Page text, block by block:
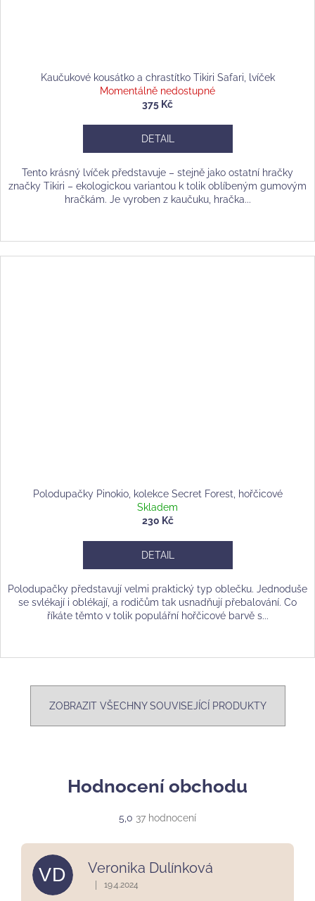
Kaučukové kousátko a chrastítko Tikiri Safari, lvíček
Momentálně nedostupné
375 Kč
DETAIL
Tento krásný lvíček představuje – stejně jako ostatní hračky
značky Tikiri – ekologickou variantou k tolik oblíbeným gumovým
hračkám. Je vyroben z kaučuku, hračka...
Polodupačky Pinokio, kolekce Secret Forest, hořčicové
Skladem
230 Kč
DETAIL
Polodupačky představují velmi praktický typ oblečku. Jednoduše
se svlékají i oblékají, a rodičům tak usnadňují přebalování. Co
říkáte těmto v tolik populářní hořčicové barvě s...
ZOBRAZIT VŠECHNY SOUVISEJÍCÍ PRODUKTY
Hodnocení obchodu
5,0 Průměrné
obchodu
5,0
z
37 hodnocení
VD Veronika Dulínková
Hodnocení obchodu je 5 z 5 hvězdiček.
19.4.2024